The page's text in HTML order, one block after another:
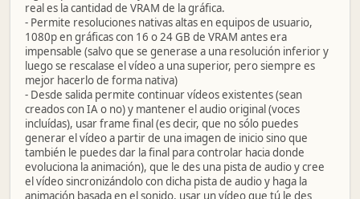
real es la cantidad de VRAM de la gráfica.
- Permite resoluciones nativas altas en equipos de usuario,
1080p en gráficas con 16 o 24 GB de VRAM antes era
impensable (salvo que se generase a una resolución inferior y
luego se rescalase el vídeo a una superior, pero siempre es
mejor hacerlo de forma nativa)
- Desde salida permite continuar vídeos existentes (sean
creados con IA o no) y mantener el audio original (voces
incluídas), usar frame final (es decir, que no sólo puedes
generar el vídeo a partir de una imagen de inicio sino que
también le puedes dar la final para controlar hacia donde
evoluciona la animación), que le des una pista de audio y cree
el vídeo sincronizándolo con dicha pista de audio y haga la
animación basada en el sonido, usar un vídeo que tú le des